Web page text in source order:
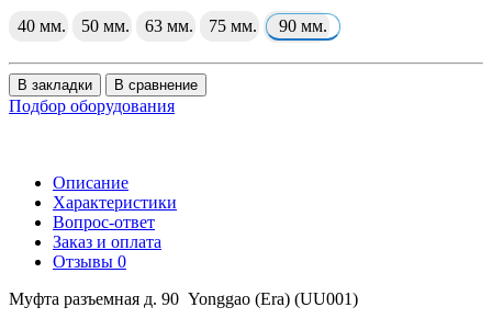
40 мм. 50 мм. 63 мм. 75 мм. 90 мм.
В закладки В сравнение
Подбор оборудования
Описание
Характеристики
Вопрос-ответ
Заказ и оплата
Отзывы 0
Муфта разъемная д. 90 Yonggao (Era) (UU001)